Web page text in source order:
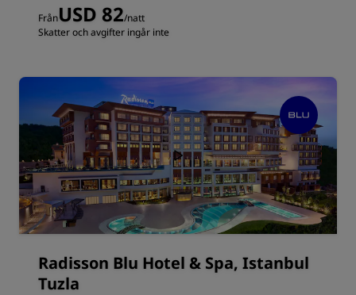
FrånUSD 82/natt
Skatter och avgifter ingår inte
Radisson Blu Hotel & Spa, Istanbul
Tuzla